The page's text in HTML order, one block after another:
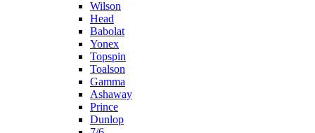
Wilson
Head
Babolat
Yonex
Topspin
Toalson
Gamma
Ashaway
Prince
Dunlop